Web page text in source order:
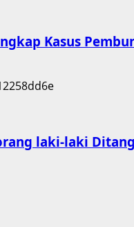
Kasus
laki-laki